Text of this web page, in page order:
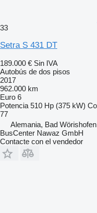
33
Setra S 431 DT
189.000 € Sin IVA
Autobús de dos pisos
2017
962.000 km
Euro 6
Potencia 510 Hp (375 kW)
77
Alemania, Bad Wörishofen
BusCenter Nawaz GmbH
Contacte con el vendedor